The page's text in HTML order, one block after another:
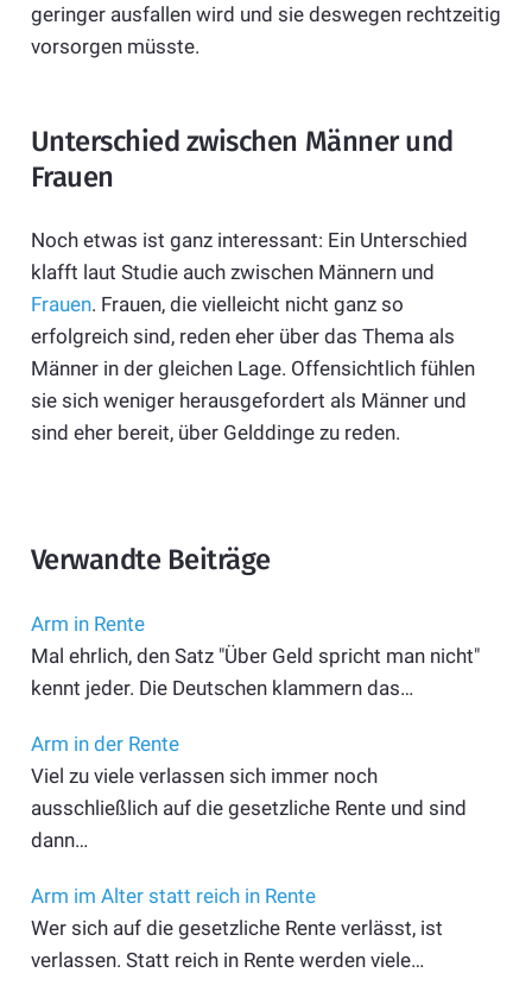
geringer ausfallen wird und sie deswegen rechtzeitig
vorsorgen müsste.
Unterschied zwischen Männer und
Frauen
Noch etwas ist ganz interessant: Ein Unterschied
klafft laut Studie auch zwischen Männern und
Frauen. Frauen, die vielleicht nicht ganz so
erfolgreich sind, reden eher über das Thema als
Männer in der gleichen Lage. Offensichtlich fühlen
sie sich weniger herausgefordert als Männer und
sind eher bereit, über Gelddinge zu reden.
Verwandte Beiträge
Arm in Rente
Mal ehrlich, den Satz "Über Geld spricht man nicht"
kennt jeder. Die Deutschen klammern das…
Arm in der Rente
Viel zu viele verlassen sich immer noch
ausschließlich auf die gesetzliche Rente und sind
dann…
Arm im Alter statt reich in Rente
Wer sich auf die gesetzliche Rente verlässt, ist
verlassen. Statt reich in Rente werden viele…